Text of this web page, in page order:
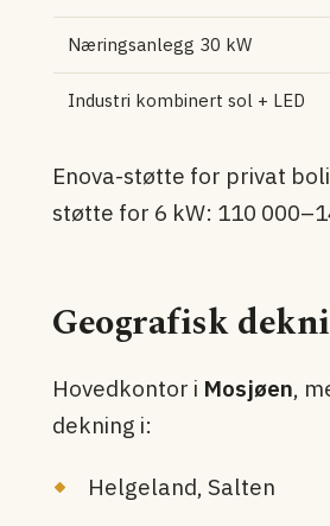
Næringsanlegg 30 kW
Industri kombinert sol + LED
Enova-støtte for privat
støtte for 6 kW: 110
Geografisk
Hovedkontor i Mosjøen,
dekning i:
Helgeland, Salten